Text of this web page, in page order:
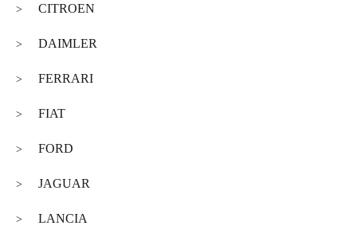
> CITROEN
> DAIMLER
> FERRARI
> FIAT
> FORD
> JAGUAR
> LANCIA